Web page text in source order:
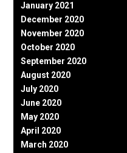
January 2021
December 2020
November 2020
October 2020
September 2020
August 2020
July 2020
June 2020
May 2020
April 2020
March 2020